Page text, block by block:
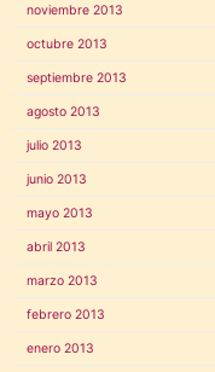
noviembre 2013
octubre 2013
septiembre 2013
agosto 2013
julio 2013
junio 2013
mayo 2013
abril 2013
marzo 2013
febrero 2013
enero 2013